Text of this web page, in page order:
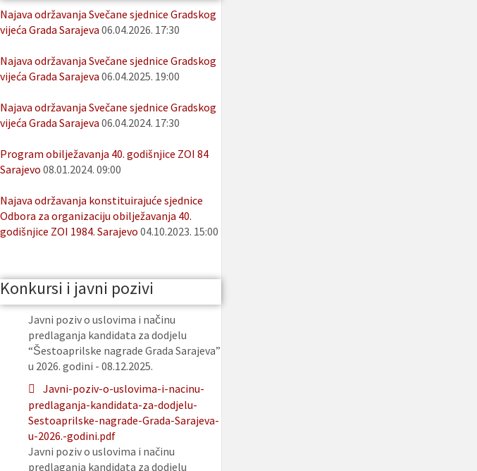
Najava održavanja Svečane sjednice Gradskog
vijeća Grada Sarajeva 06.04.2026. 17:30
Najava održavanja Svečane sjednice Gradskog
vijeća Grada Sarajeva 06.04.2025. 19:00
Najava održavanja Svečane sjednice Gradskog
vijeća Grada Sarajeva 06.04.2024. 17:30
Program obilježavanja 40. godišnjice ZOI 84
Sarajevo 08.01.2024. 09:00
Najava održavanja konstituirajuće sjednice
Odbora za organizaciju obilježavanja 40.
godišnjice ZOI 1984. Sarajevo 04.10.2023. 15:00
Konkursi i javni pozivi
Javni poziv o uslovima i načinu
predlaganja kandidata za dodjelu
“Šestoaprilske nagrade Grada Sarajeva”
u 2026. godini - 08.12.2025.
Javni-poziv-o-uslovima-i-nacinu-
predlaganja-kandidata-za-dodjelu-
Sestoaprilske-nagrade-Grada-Sarajeva-
u-2026.-godini.pdf
Javni poziv o uslovima i načinu
predlaganja kandidata za dodjelu